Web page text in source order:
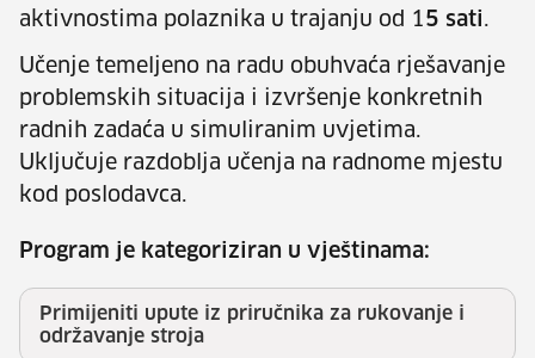
aktivnostima polaznika u trajanju od 15 sati.
Učenje temeljeno na radu obuhvaća rješavanje
problemskih situacija i izvršenje konkretnih
radnih zadaća u simuliranim uvjetima.
Uključuje razdoblja učenja na radnome mjestu
kod poslodavca.
Program je kategoriziran u vještinama:
Primijeniti upute iz priručnika za rukovanje i
održavanje stroja